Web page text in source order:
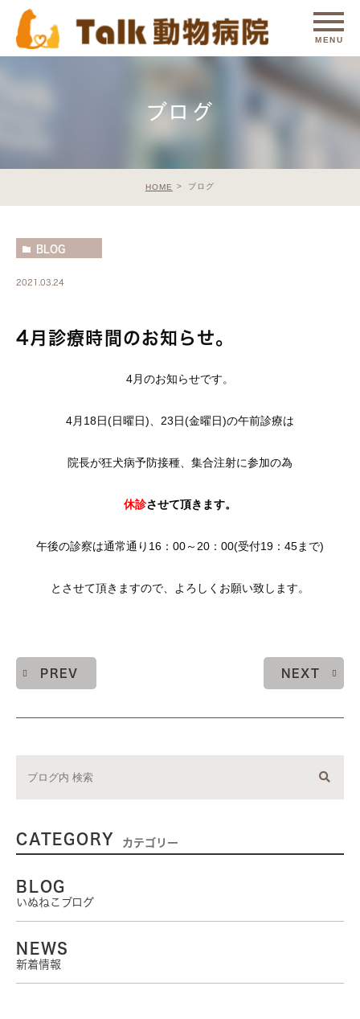
ブログ
HOME ブログ
BLOG
2021.03.24
4月診療時間のお知らせ。
4月のお知らせです。
4月18日(日曜日)、23日(金曜日)の午前診療は
院長が狂犬病予防接種、集合注射に参加の為
休診させて頂きます。
午後の診察は通常通り16：00～20：00(受付19：45まで)
とさせて頂きますので、よろしくお願い致します。
PREV NEXT
CATEGORY カテゴリー
BLOG
いぬねこブログ
NEWS
新着情報